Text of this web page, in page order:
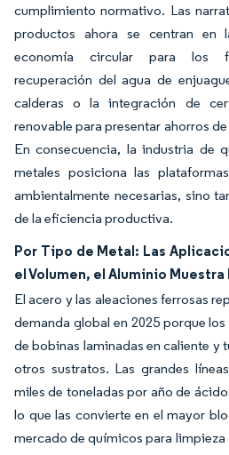
cumplimiento normativo. Las
productos ahora se centran en
economía circular para los
recuperación del agua de
calderas o la integración de
renovable para presentar ahorros
En consecuencia, la industria de
metales posiciona las
ambientalmente necesarias, sino
de la eficiencia productiva.
Por Tipo de Metal: Las
el Volumen, el Aluminio Muestra
El acero y las aleaciones ferrosas
demanda global en 2025 porque
de bobinas laminadas en caliente y
otros sustratos. Las grandes
miles de toneladas por año de
lo que las convierte en el mayor
mercado de químicos para